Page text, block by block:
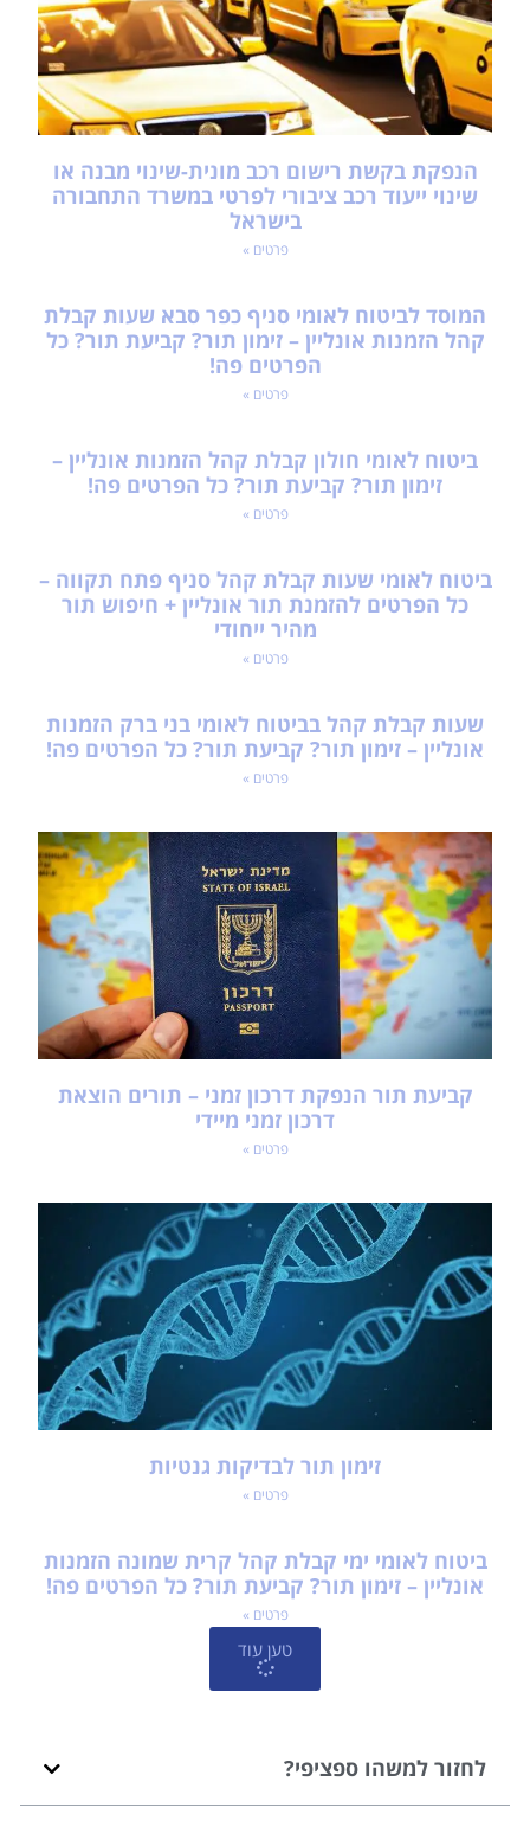
הנפקת בקשת רישום רכב מונית-שינוי מבנה או
שינוי ייעוד רכב ציבורי לפרטי במשרד התחבורה
בישראל
פרטים »
המוסד לביטוח לאומי סניף כפר סבא שעות קבלת
קהל הזמנות אונליין – זימון תור? קביעת תור? כל
הפרטים פה!
פרטים »
ביטוח לאומי חולון קבלת קהל הזמנות אונליין –
זימון תור? קביעת תור? כל הפרטים פה!
פרטים »
ביטוח לאומי שעות קבלת קהל סניף פתח תקווה –
כל הפרטים להזמנת תור אונליין + חיפוש תור
מהיר ייחודי
פרטים »
שעות קבלת קהל בביטוח לאומי בני ברק הזמנות
אונליין – זימון תור? קביעת תור? כל הפרטים פה!
פרטים »
קביעת תור הנפקת דרכון זמני – תורים הוצאת
דרכון זמני מיידי
פרטים »
זימון תור לבדיקות גנטיות
פרטים »
ביטוח לאומי ימי קבלת קהל קרית שמונה הזמנות
אונליין – זימון תור? קביעת תור? כל הפרטים פה!
פרטים »
טען עוד
לחזור למשהו ספציפי?